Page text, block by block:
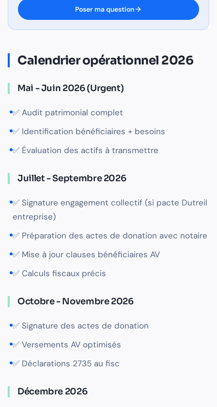
Poser ma question
Calendrier opérationnel 2026
Mai - Juin 2026 (Urgent)
✅ Audit patrimonial complet
✅ Identification bénéficiaires + besoins
✅ Évaluation des actifs à transmettre
Juillet - Septembre 2026
✅ Signature engagement collectif (si pacte Dutreil
entreprise)
✅ Préparation des actes de donation avec notaire
✅ Mise à jour clauses bénéficiaires AV
✅ Calculs fiscaux précis
Octobre - Novembre 2026
✅ Signature des actes de donation
✅ Versements AV optimisés
✅ Déclarations 2735 au fisc
Décembre 2026